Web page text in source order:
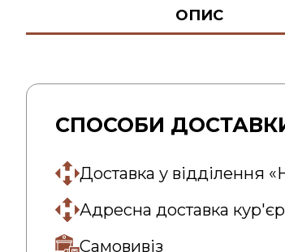
ОПИС
СПОСОБИ
Доставка у
Адресна доставка
Самовивіз